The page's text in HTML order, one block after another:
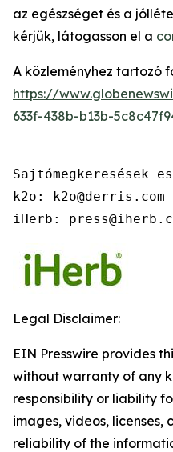
az egészséget és a
kérjük, látogasson el a
A közleményhez tartozó
https://
633f-438b-b13b-
k2o: k2o@derris.com
iHerb:
Legal Disclaimer:
EIN Presswire provides
without warranty of any
responsibility or liability
images, videos, licenses,
reliability of the